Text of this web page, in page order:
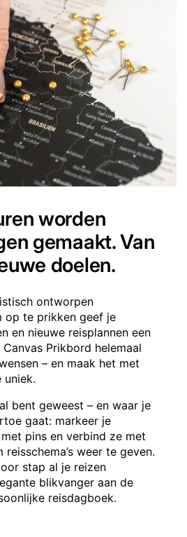
worden
gemaakt. Van
doelen.
ontworpen
op te prikken geef je
en nieuwe reisplannen een
Prikbord helemaal
– en maak het met
uniek.
bent geweest – en waar je
gaat: markeer je
pins en verbind ze met
weer te geven.
stap al je reizen
blikvanger aan de
reisdagboek.